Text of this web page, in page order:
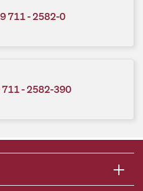
711 - 2582-0
711 - 2582-390